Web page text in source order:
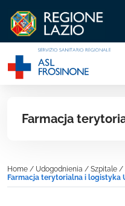
Farmacja
Home / Udogodnienia / Szpitale /
Farmacja terytorialna i logistyka